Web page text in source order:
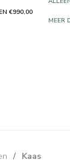
/ Kaas
€990,00